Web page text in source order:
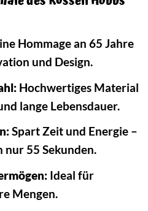
Hommage an 65 Jahre
und Design.
Hochwertiges Material
lange Lebensdauer.
Spart Zeit und Energie –
nur 55 Sekunden.
Ideal für
Mengen.